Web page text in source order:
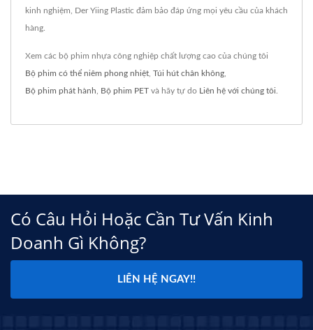
kinh nghiệm, Der Yiing Plastic đảm bảo đáp ứng mọi yêu cầu của khách
hàng.
Xem các bộ phim nhựa công nghiệp chất lượng cao của chúng tôi
Bộ phim có thể niêm phong nhiệt Túi hút chân không
Bộ phim phát hành Bộ phim PET và hãy tự do Liên hệ với chúng tôi
Có Câu Hỏi Hoặc Cần Tư Vấn Kinh
Doanh Gì Không?
LIÊN HỆ NGAY!!